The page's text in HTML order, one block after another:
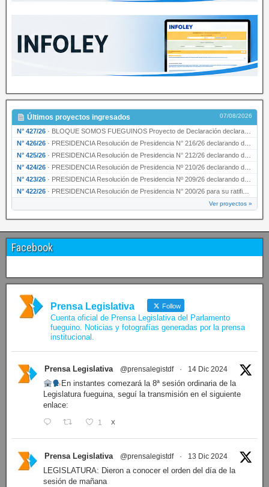
Últimos proyectos ingresados 07/08/2026
N° 427/26 · BLOQUE SOMOS FUEGUINOS Proyecto de Declaración declarando de interés provincial PRESIDENCI…
N° 426/26 · PRESIDENCIA Resolución de Presidencia N° 216/26 declarando de interés provincial la labor …
N° 425/26 · PRESIDENCIA Resolución de Presidencia N° 212/26 declarando de interés provincial el “50° A…
N° 424/26 · PRESIDENCIA Resolución de Presidencia Nº 210/26 declarando de interés provincial el proyec…
N° 423/26 · PRESIDENCIA Resolución de Presidencia Nº 209/26 declarando de interés provincial la presen…
N° 422/26 · PRESIDENCIA Resolución de Presidencia N° 200/26 para su ratificación.
Ver proyectos »
Facebook
Prensa Legislativa Follow
Cuenta oficial de Prensa Legislativa del Parlamento
fueguino. Noticias y fotografías generadas por la prensa
institucional.
Prensa Legislativa @prensalegistdf · 14 Dic 2024
En instantes comezará la 8ª sesión ordinaria de la
Legislatura fueguina, seguí la transmisión en el siguiente
enlace:
1 X
Prensa Legislativa @prensalegistdf · 13 Dic 2024
LEGISLATURA: Dieron a conocer el orden del día de la
sesión de mañana